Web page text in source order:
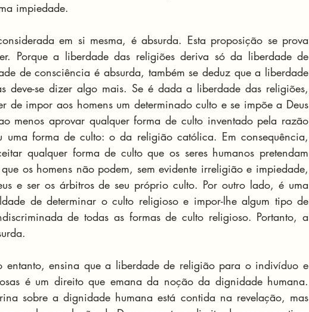
impiedade.
em si mesma, é absurda. Esta proposição se prova
Porque a liberdade das religiões deriva só da liberdade de
de consciência é absurda, também se deduz que a liberdade
deve-se dizer algo mais. Se é dada a liberdade das religiões,
de impor aos homens um determinado culto e se impõe a Deus
menos aprovar qualquer forma de culto inventado pela razão
uma forma de culto: o da religião católica. Em consequência,
qualquer forma de culto que os seres humanos pretendam
os homens não podem, sem evidente irreligião e impiedade,
e ser os árbitros de seu próprio culto. Por outro lado, é uma
de determinar o culto religioso e impor-lhe algum tipo de
de todas as formas de culto religioso. Portanto, a
entanto, ensina que a liberdade de religião para o indivíduo e
é um direito que emana da noção da dignidade humana.
sobre a dignidade humana está contida na revelação, mas